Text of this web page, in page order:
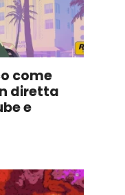
come
diretta
e